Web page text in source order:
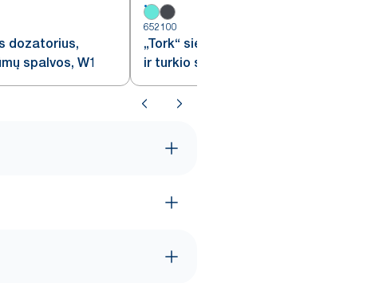
dozatorius,
spalvos, W1
652100
„Tork“ sieninis dozatorius, baltos
ir turkio spalvos, W1